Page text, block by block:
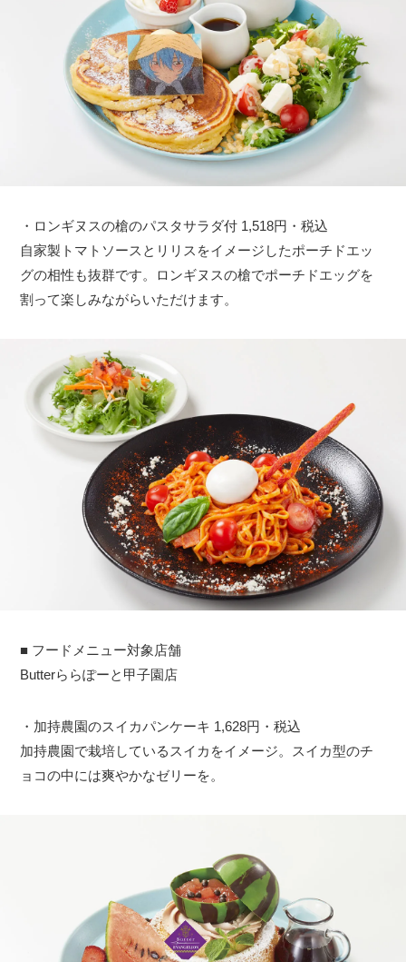
・ロンギヌスの槍のパスタサラダ付 1,518円・税込
自家製トマトソースとリリスをイメージしたポーチドエッ
グの相性も抜群です。ロンギヌスの槍でポーチドエッグを
割って楽しみながらいただけます。
■ フードメニュー対象店舗
Butterららぽーと甲子園店
・加持農園のスイカパンケーキ 1,628円・税込
加持農園で栽培しているスイカをイメージ。スイカ型のチ
ョコの中には爽やかなゼリーを。